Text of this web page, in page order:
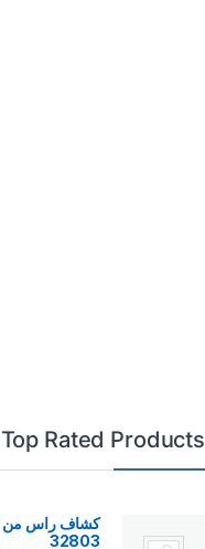
Top Rated Products
32803